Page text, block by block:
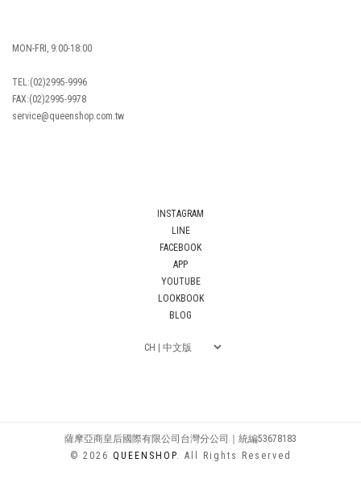
MON-FRI, 9:00-18:00
TEL:(02)2995-9996
FAX:(02)2995-9978
service@queenshop.com.tw
INSTAGRAM
LINE
FACEBOOK
APP
YOUTUBE
LOOKBOOK
BLOG
薩摩亞商皇后國際有限公司台灣分公司｜統編53678183
© 2026 QUEENSHOP. All Rights Reserved